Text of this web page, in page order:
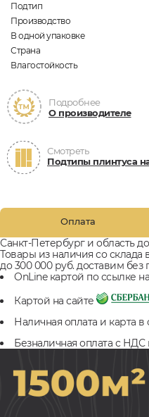
Подтип
Производство
В одной упаковке
Страна
Влагостойкость
Подробнее
О производителе
Смотреть
Подтипы плинтуса
Оплата
Санкт-Петербург и область
Товары из наличия со склада
до 300 000 руб. доставим
OnLine картой по ссылке
Картой на сайте
Наличная оплата и карта в
Безналичная оплата с НДС